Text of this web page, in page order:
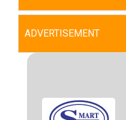
ADVERTISEMENT